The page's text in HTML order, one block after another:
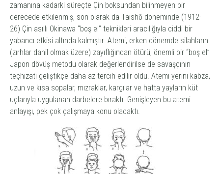
zamanına kadarki süreçte Çin boksundan bilinmeyen bir
derecede etkilenmiş, son olarak da Taishō döneminde (1912-
26) Çin asıllı Okinawa “boş el” teknikleri aracılığıyla ciddi bir
yabancı etkisi altında kalmıştır. Atemi, erken dönemde silahların
(zırhlar dahil olmak üzere) zayıflığından ötürü, önemli bir “boş el”
Japon dövüş metodu olarak değerlendirilse de savaşçının
teçhizatı geliştikçe daha az tercih edilir oldu. Atemi yerini kabza,
uzun ve kısa sopalar, mızraklar, kargılar ve hatta yayların küt
uçlarıyla uygulanan darbelere bıraktı. Genişleyen bu atemi
anlayışı, pek çok çalışmaya konu olacaktı.